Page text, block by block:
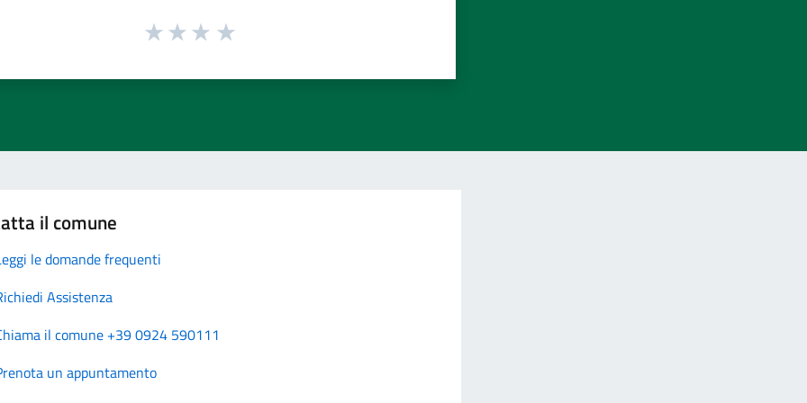
il comune
le domande frequenti
Assistenza
il comune +39 0924 590111
un appuntamento